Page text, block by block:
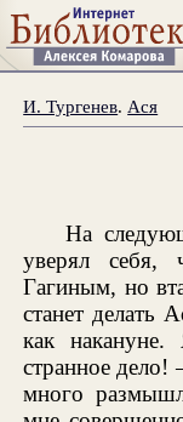
И. Тургенев. Ася
На
уверял себя,
Гагиным, но
станет делать
как
странное
много